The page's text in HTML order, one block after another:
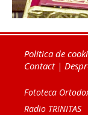
Politica de
Contact|
Fototeca
Radio TRINITAS